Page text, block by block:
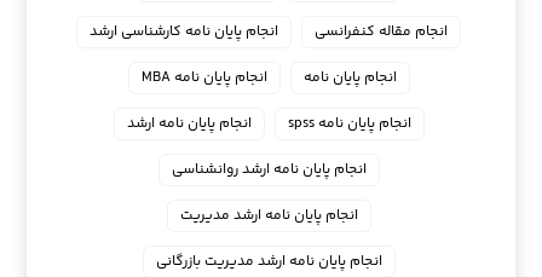
انجام مقاله کنفرانسی
انجام پايان نامه كارشناسي ارشد
انجام پایان نامه
انجام پایان نامه MBA
انجام پایان نامه spss
انجام پایان نامه ارشد
انجام پایان نامه ارشد روانشناسی
انجام پایان نامه ارشد مدیریت
انجام پایان نامه ارشد مدیریت بازرگانی